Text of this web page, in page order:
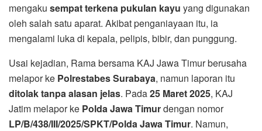
mengaku sempat terkena pukulan kayu yang digunakan
oleh salah satu aparat. Akibat penganiayaan itu, ia
mengalami luka di kepala, pelipis, bibir, dan punggung.
Usai kejadian, Rama bersama KAJ Jawa Timur berusaha
melapor ke Polrestabes Surabaya, namun laporan itu
ditolak tanpa alasan jelas. Pada25 Maret 2025, KAJ
Jatim melapor ke Polda Jawa Timurdengan nomor
LP/B/438/III/2025/SPKT/Polda Jawa Timur. Namun,